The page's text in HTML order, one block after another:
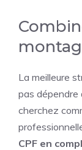
La meilleure
pas dépendre
cherchez
CPF en